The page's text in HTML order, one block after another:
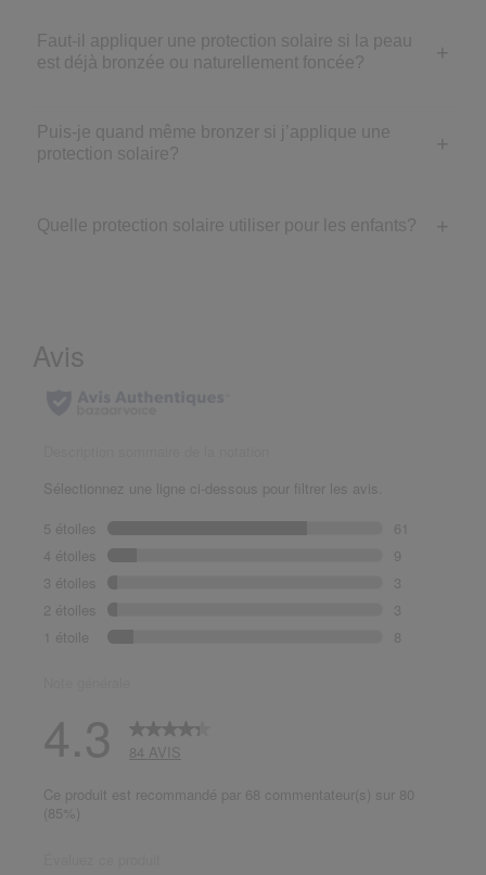
Faut-il appliquer une protection solaire si la peau
est déjà bronzée ou naturellement foncée?
Puis-je quand même bronzer si j’applique une
protection solaire?
Quelle protection solaire utiliser pour les enfants?